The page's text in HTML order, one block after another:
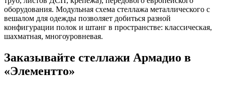
оборудования. Модульная схема стеллажа металлического с
вешалом для одежды позволяет добиться разной
конфигурации полок и штанг в пространстве: классическая,
шахматная, многоуровневая.
Заказывайте стеллажи Армадио в
«Элементто»